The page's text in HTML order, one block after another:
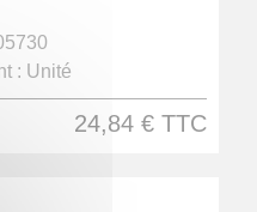
: Unité
24,84 € TTC